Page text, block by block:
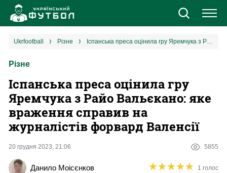
Новини
Єврокубки
УПЛ
ukrfootball різне Іспанська преса оцінила гру Яремчука з Райо Вальєкано: яке враження справив на журналістів форвард Валенсії
Різне
Іспанська преса оцінила гру
Яремчука з Райо Вальєкано: яке
враження справив на
журналістів форвард Валенсії
20 грудня 2023, 21:06 5855
Данило Моісєнков ★★★★★
★★★★★ 1 голос